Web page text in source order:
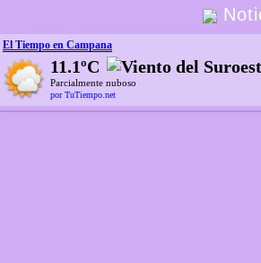
El Tiempo en Campana
11.1ºC
Parcialmente nuboso
por TuTiempo.net